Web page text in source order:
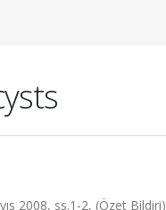
2008, ss.1-2, (Özet Bildiri)